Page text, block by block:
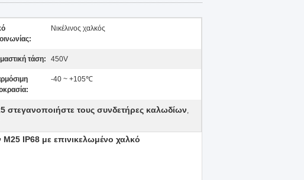
Νικέλινος χαλκός
τάση: 450V
-40 ~ +105℃
στεγανοποιήστε τους συνδετήρες καλωδίων,
IP68 με επινικελωμένο χαλκό